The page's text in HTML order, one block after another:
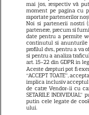
3
38
mai jos, respectiv vă
moment pe pagina cu
raportate partenerilor
Noi si partenerii nostri
partenere, precum si
date pentru a permite
continutul si anunturile
profilul dvs., pentru a va
si pentru a analiza
art. 15-22 din GDPR in
Aceste drepturi pot fi
“ACCEPT TOATE”,
implica inclusiv
de catre Vendor-ii cu
SETARILE
putin cele legate de
ului.